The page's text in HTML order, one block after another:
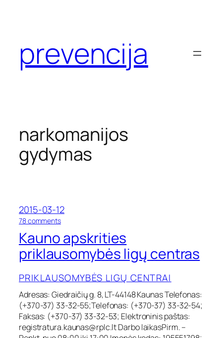
prevencija
narkomanijos
gydymas
2015-03-12
78 commentso
K
a
u
o
p
s
k
r
i
Kauno apskrities
priklausomybės ligų centras
PRIKLAUSOMYBĖS LIGŲ CENTRAI
Adresas: Giedraičių g. 8, LT-44148 Kaunas Telefonas:
(+370-37) 33-32-55;Telefonas: (+370-37) 33-32-54;
Faksas: (+370-37) 33-32-53; Elektroninis paštas:
registratura.kaunas@rplc.ltDarbo laikasPirm. –